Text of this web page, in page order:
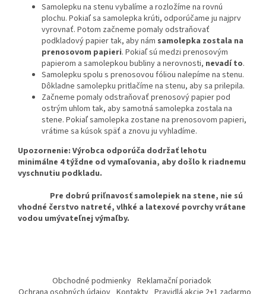
Samolepku na stenu vybalíme a rozložíme na rovnú
plochu. Pokiaľ sa samolepka krúti, odporúčame ju najprv
vyrovnať. Potom začneme pomaly odstraňovať
podkladový papier tak, aby nám samolepka zostala na
prenosovom papieri. Pokiaľ sú medzi prenosovým
papierom a samolepkou bubliny a nerovnosti, nevadí to.
Samolepku spolu s prenosovou fóliou nalepíme na stenu.
Dôkladne samolepku pritlačíme na stenu, aby sa prilepila.
Začneme pomaly odstraňovať prenosový papier pod
ostrým uhlom tak, aby samotná samolepka zostala na
stene. Pokiaľ samolepka zostane na prenosovom papieri,
vrátime sa kúsok späť a znovu ju vyhladíme.
Upozornenie: Výrobca odporúča dodržať lehotu
minimálne 4 týždne od vymaľovania, aby došlo k riadnemu
vyschnutiu podkladu.
Pre dobrú priľnavosť samolepiek na stene, nie sú
vhodné čerstvo natreté, vlhké a latexové povrchy vrátane
vodou umývateľnej výmaľby.
Obchodné podmienky Reklamační poriadok